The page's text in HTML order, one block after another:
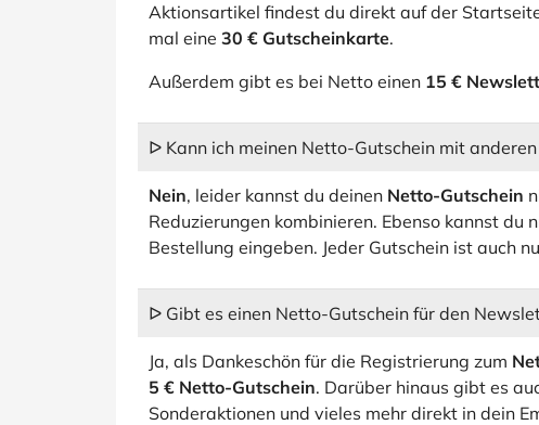
Aktionsartikel findest du direkt auf der
mal eine 30 € Gutscheinkarte.
Außerdem gibt es bei Netto einen 15 €
ᐅ Kann ich meinen Netto-Gutschein mit
Nein, leider kannst du deinen Netto-Gutschein
Reduzierungen kombinieren. Ebenso kannst du
Bestellung eingeben. Jeder Gutschein ist auch
ᐅ Gibt es einen Netto-Gutschein für den
Ja, als Dankeschön für die Registrierung zum
5 € Netto-Gutschein. Darüber hinaus gibt es
Sonderaktionen und vieles mehr direkt in dein